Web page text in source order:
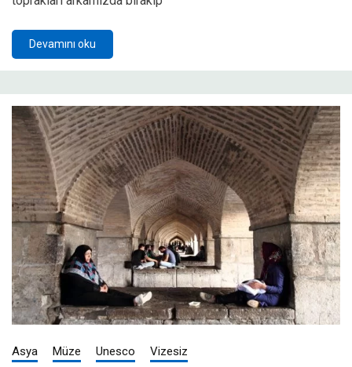
Devamını oku
Asya Müze Unesco Vizesiz